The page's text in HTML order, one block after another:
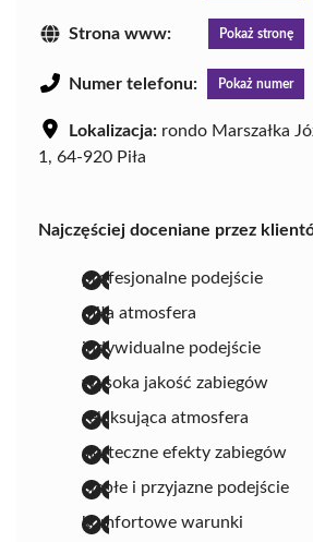
Strona www: Pokaż stronę
Numer telefonu: Pokaż numer
Lokalizacja: rondo Marszałka
1, 64-920 Piła
Najczęściej doceniane przez
profesjonalne podejście
miła atmosfera
indywidualne podejście
wysoka jakość zabiegów
relaksująca atmosfera
skuteczne efekty zabiegów
ciepłe i przyjazne podejście
komfortowe warunki